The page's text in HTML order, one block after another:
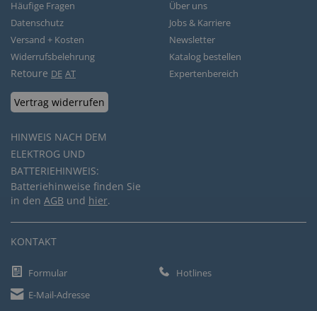
Häufige Fragen
Datenschutz
Versand + Kosten
Widerrufsbelehrung
Retoure DE AT
Vertrag widerrufen
HINWEIS NACH DEM
ELEKTROG UND
BATTERIEHINWEIS:
Batteriehinweise finden Sie
in den AGB und hier.
Über uns
Jobs & Karriere
Newsletter
Katalog bestellen
Expertenbereich
KONTAKT
Formular
Hotlines
E-Mail-Adresse